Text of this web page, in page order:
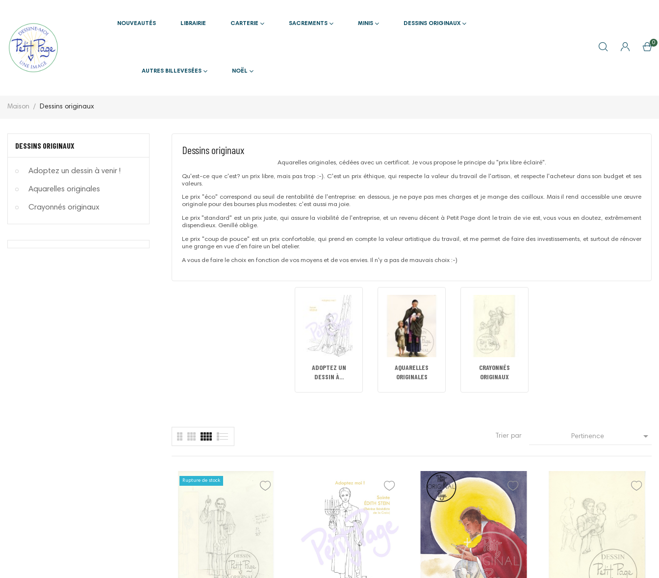
NOUVEAUTÉS LIBRAIRIE CARTERIE SACREMENTS MINIS DESSINS ORIGINAUX
AUTRES BILLEVESÉES NOËL
0
Maison Dessins originaux
DESSINS ORIGINAUX
Adoptez un dessin à venir !
Aquarelles originales
Crayonnés originaux
Dessins originaux
Aquarelles originales, cédées avec un certificat. Je vous propose le principe du "prix libre éclairé".
Qu'est-ce que c'est? un prix libre, mais pas trop :-). C'est un prix éthique, qui respecte la valeur du travail de l'artisan, et respecte l'acheteur dans son budget et ses
valeurs.
Le prix "éco" correspond au seuil de rentabilité de l'entreprise: en dessous, je ne paye pas mes charges et je mange des cailloux. Mais il rend accessible une œuvre
originale pour des bourses plus modestes: c'est aussi ma joie.
Le prix "standard" est un prix juste, qui assure la viabilité de l'entreprise, et un revenu décent à Petit Page dont le train de vie est, vous vous en doutez, extrêmement
dispendieux. Genillé oblige.
Le prix "coup de pouce" est un prix confortable, qui prend en compte la valeur artistique du travail, et me permet de faire des investissements, et surtout de rénover
une grange en vue d'en faire un bel atelier.
A vous de faire le choix en fonction de vos moyens et de vos envies. Il n'y a pas de mauvais choix :-)
ADOPTEZ UN
DESSIN À...
AQUARELLES
ORIGINALES
CRAYONNÉS
ORIGINAUX
Trier par Pertinence 
Rupture de stock